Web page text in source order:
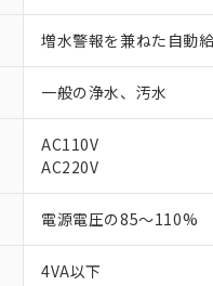
増水警報を兼ねた自動
一般の浄水、汚水
AC110V
AC220V
電源電圧の85～110%
4VA以下
※1 対応状況
対応済み：EU
調査・確認中：EU